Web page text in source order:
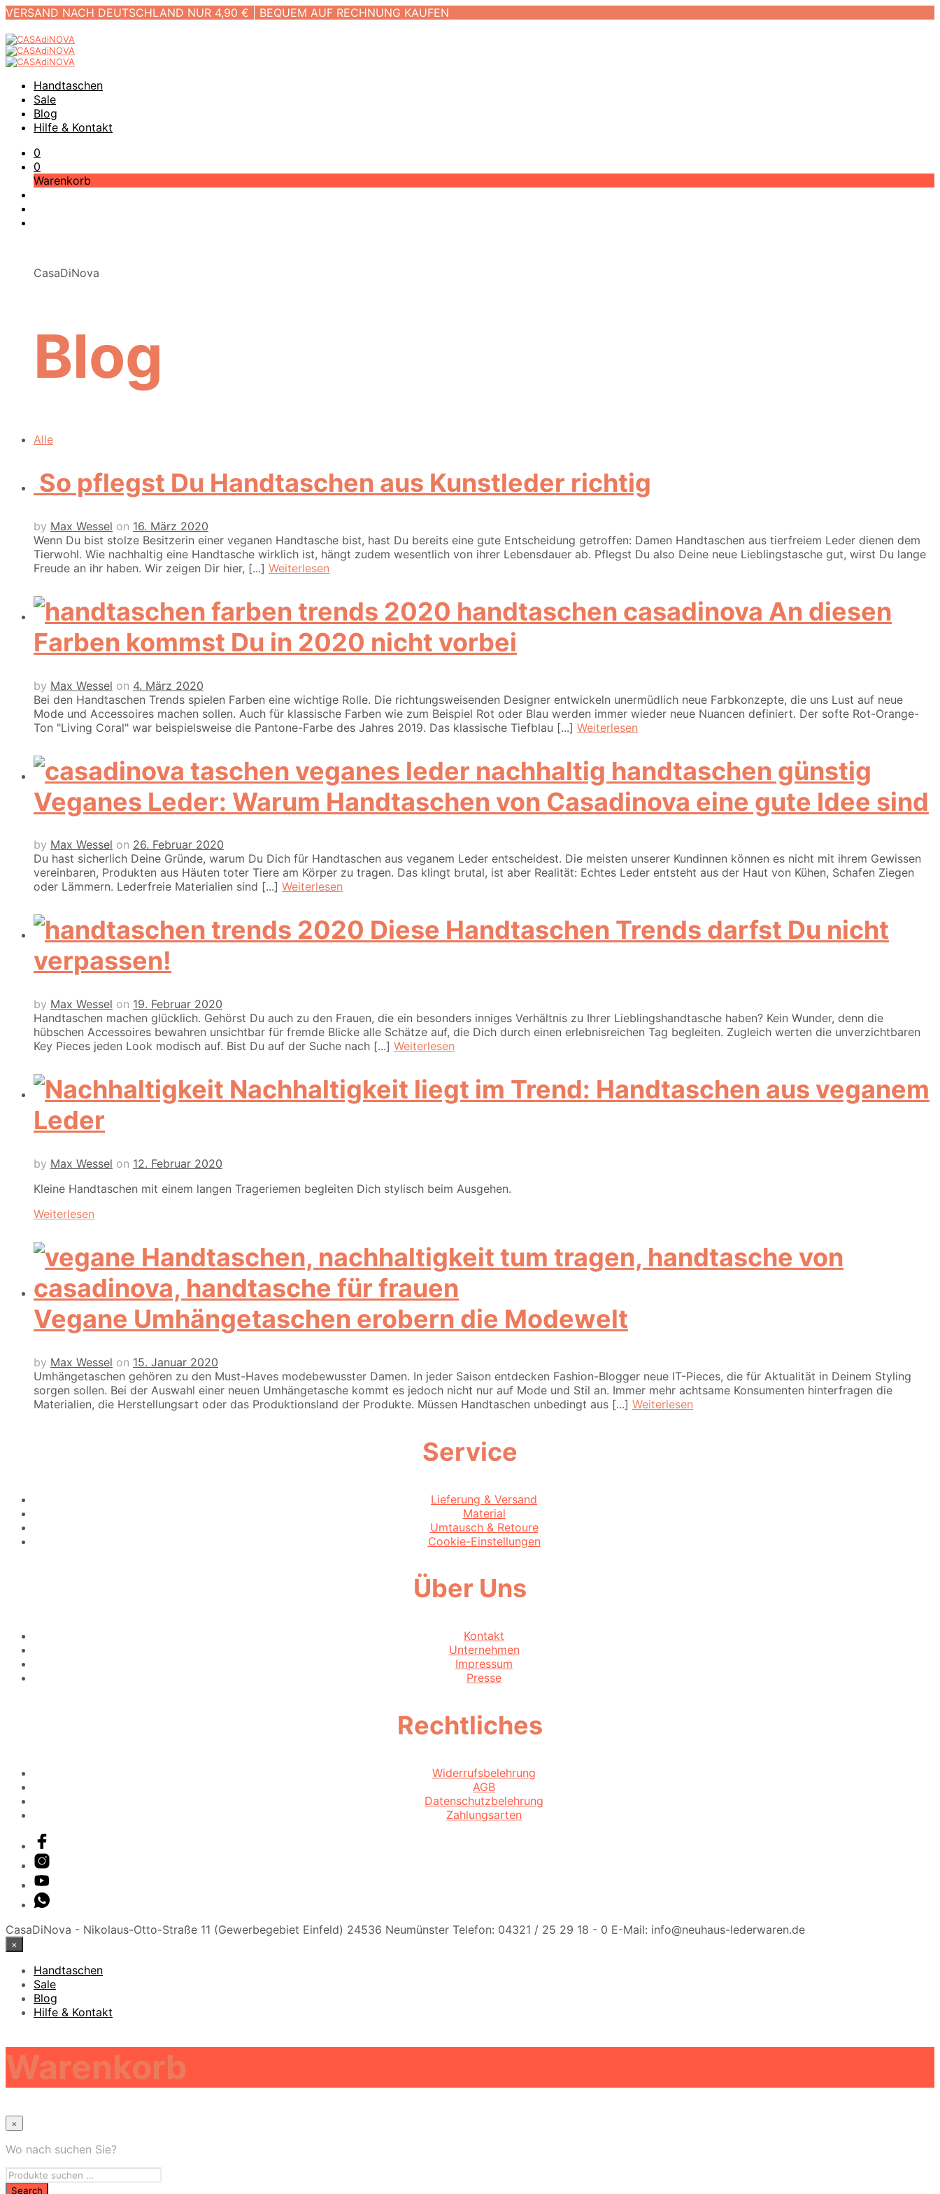
VERSAND NACH DEUTSCHLAND NUR 4,90 € | BEQUEM AUF RECHNUNG KAUFEN
Handtaschen
Sale
Blog
Hilfe & Kontakt
0
0
Warenkorb
CasaDiNova
Blog
Alle
So pflegst Du Handtaschen aus Kunstleder richtig
by Max Wessel on 16. März 2020
Wenn Du bist stolze Besitzerin einer veganen Handtasche bist, hast Du bereits eine gute Entscheidung getroffen: Damen Handtaschen aus tierfreiem Leder dienen dem
Tierwohl. Wie nachhaltig eine Handtasche wirklich ist, hängt zudem wesentlich von ihrer Lebensdauer ab. Pflegst Du also Deine neue Lieblingstasche gut, wirst Du lange
Freude an ihr haben. Wir zeigen Dir hier, [...] Weiterlesen
An diesen
Farben kommst Du in 2020 nicht vorbei
by Max Wessel on 4. März 2020
Bei den Handtaschen Trends spielen Farben eine wichtige Rolle. Die richtungsweisenden Designer entwickeln unermüdlich neue Farbkonzepte, die uns Lust auf neue
Mode und Accessoires machen sollen. Auch für klassische Farben wie zum Beispiel Rot oder Blau werden immer wieder neue Nuancen definiert. Der softe Rot-Orange-
Ton "Living Coral" war beispielsweise die Pantone-Farbe des Jahres 2019. Das klassische Tiefblau [...] Weiterlesen
Veganes Leder: Warum Handtaschen von Casadinova eine gute Idee sind
by Max Wessel on 26. Februar 2020
Du hast sicherlich Deine Gründe, warum Du Dich für Handtaschen aus veganem Leder entscheidest. Die meisten unserer Kundinnen können es nicht mit ihrem Gewissen
vereinbaren, Produkten aus Häuten toter Tiere am Körper zu tragen. Das klingt brutal, ist aber Realität: Echtes Leder entsteht aus der Haut von Kühen, Schafen Ziegen
oder Lämmern. Lederfreie Materialien sind [...] Weiterlesen
Diese Handtaschen Trends darfst Du nicht
verpassen!
by Max Wessel on 19. Februar 2020
Handtaschen machen glücklich. Gehörst Du auch zu den Frauen, die ein besonders inniges Verhältnis zu Ihrer Lieblingshandtasche haben? Kein Wunder, denn die
hübschen Accessoires bewahren unsichtbar für fremde Blicke alle Schätze auf, die Dich durch einen erlebnisreichen Tag begleiten. Zugleich werten die unverzichtbaren
Key Pieces jeden Look modisch auf. Bist Du auf der Suche nach [...] Weiterlesen
Nachhaltigkeit liegt im Trend: Handtaschen aus veganem
Leder
by Max Wessel on 12. Februar 2020
Kleine Handtaschen mit einem langen Trageriemen begleiten Dich stylisch beim Ausgehen.
Weiterlesen
Vegane Umhängetaschen erobern die Modewelt
by Max Wessel on 15. Januar 2020
Umhängetaschen gehören zu den Must-Haves modebewusster Damen. In jeder Saison entdecken Fashion-Blogger neue IT-Pieces, die für Aktualität in Deinem Styling
sorgen sollen. Bei der Auswahl einer neuen Umhängetasche kommt es jedoch nicht nur auf Mode und Stil an. Immer mehr achtsame Konsumenten hinterfragen die
Materialien, die Herstellungsart oder das Produktionsland der Produkte. Müssen Handtaschen unbedingt aus [...] Weiterlesen
Service
Lieferung & Versand
Material
Umtausch & Retoure
Cookie-Einstellungen
Über Uns
Kontakt
Unternehmen
Impressum
Presse
Rechtliches
Widerrufsbelehrung
AGB
Datenschutzbelehrung
Zahlungsarten
CasaDiNova - Nikolaus-Otto-Straße 11 (Gewerbegebiet Einfeld) 24536 Neumünster Telefon: 04321 / 25 29 18 - 0 E-Mail: info@neuhaus-lederwaren.de
×
Handtaschen
Sale
Blog
Hilfe & Kontakt
Warenkorb
×
Wo nach suchen Sie?